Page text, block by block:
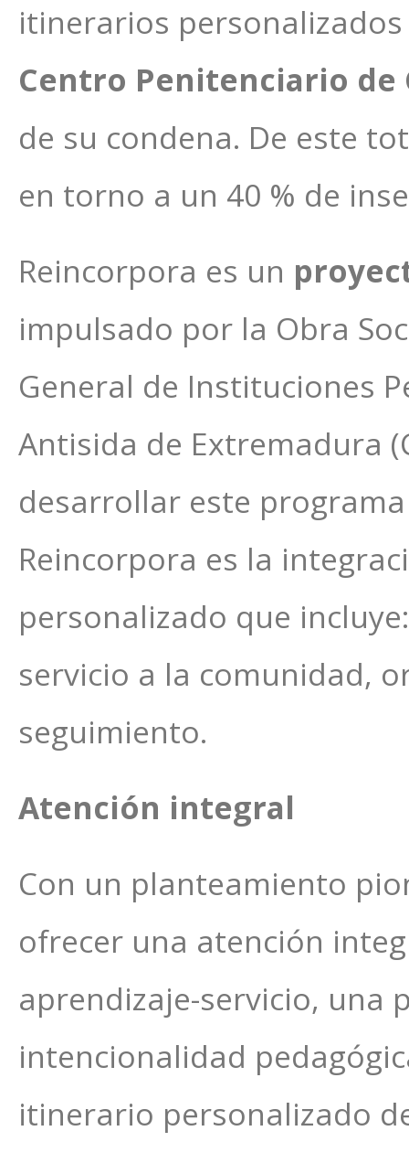
itinerarios
Centro Penitenciario de
de su condena. De este
en torno a un 40 % de
Reincorpora es un
impulsado por la Obra
General de Instituciones
Antisida de Extremadura
desarrollar este
Reincorpora es la
personalizado que
servicio a la comunidad,
seguimiento.
Atención integral
Con un planteamiento
ofrecer una atención
aprendizaje-servicio, una
intencionalidad
itinerario personalizado